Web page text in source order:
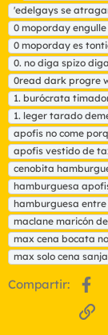
t
i
q
u
e
t
a
s
'edelgays se
0 moporday
0 moporday es
0. no diga spizo
0read dark progre
1. burócrata
1. leger tarado
apofis no come
apofis vestido de
cenobita
hamburguesa
hamburguesa
maclane maricón
max cena bocata
max solo cena
Compartir: